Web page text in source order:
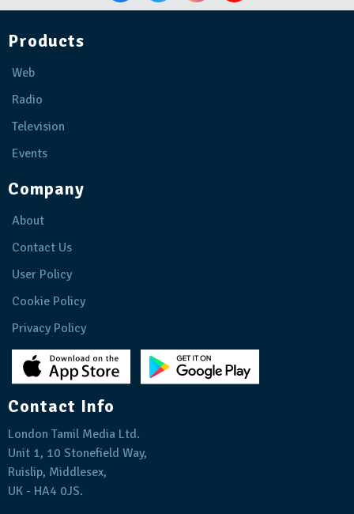
Products
Web
Radio
Television
Events
Company
About
Contact Us
User Policy
Cookie Policy
Privacy Policy
Contact Info
London Tamil Media Ltd.
Unit 1, 10 Stonefield Way,
Ruislip, Middlesex,
UK - HA4 0JS.